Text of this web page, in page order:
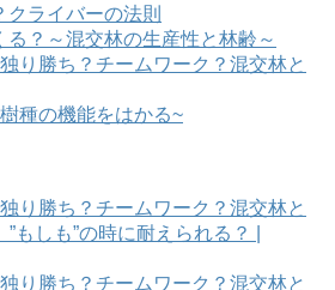
ライバーの法則
？～混交林の生産性と林齢～
り勝ち？チームワーク？混交林と
種の機能をはかる~
り勝ち？チームワーク？混交林と
もしも”の時に耐えられる？ |
り勝ち？チームワーク？混交林と